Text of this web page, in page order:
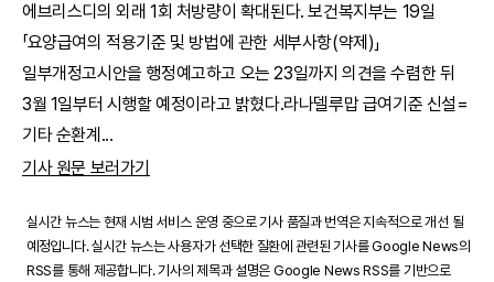
에브리스디의 외래 1회 처방량이 확대된다. 보건복지부는 19일
「요양급여의 적용기준 및 방법에 관한 세부사항(약제)」
일부개정고시안을 행정예고하고 오는 23일까지 의견을 수렴한 뒤
3월 1일부터 시행할 예정이라고 밝혔다.라나델루맙 급여기준 신설=
기타 순환계...
기사 원문 보러가기
실시간 뉴스는 현재 시범 서비스 운영 중으로 기사 품질과 번역은 지속적으로 개선 될
예정입니다. 실시간 뉴스는 사용자가 선택한 질환에 관련된 기사를 Google News의
RSS를 통해 제공합니다. 기사의 제목과 설명은 Google News RSS를 기반으로